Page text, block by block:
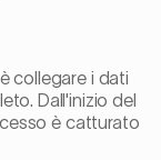
collegare i dati
Dall'inizio del
è catturato